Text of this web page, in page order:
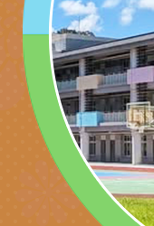
代愛
時光
礙者
訊
辦理
『原
會」
桃園
理「
職員
轉知
會（
115
明會
轉知
協會
之光
檢送
視覺
「區